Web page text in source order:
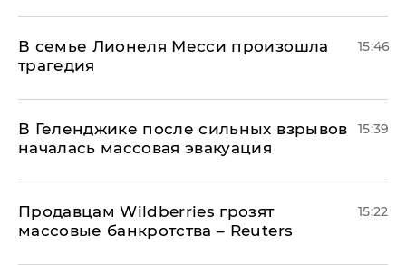
В семье Лионеля Месси произошла
трагедия
15:46
В Геленджике после сильных взрывов
началась массовая эвакуация
15:39
Продавцам Wildberries грозят
массовые банкротства – Reuters
15:22